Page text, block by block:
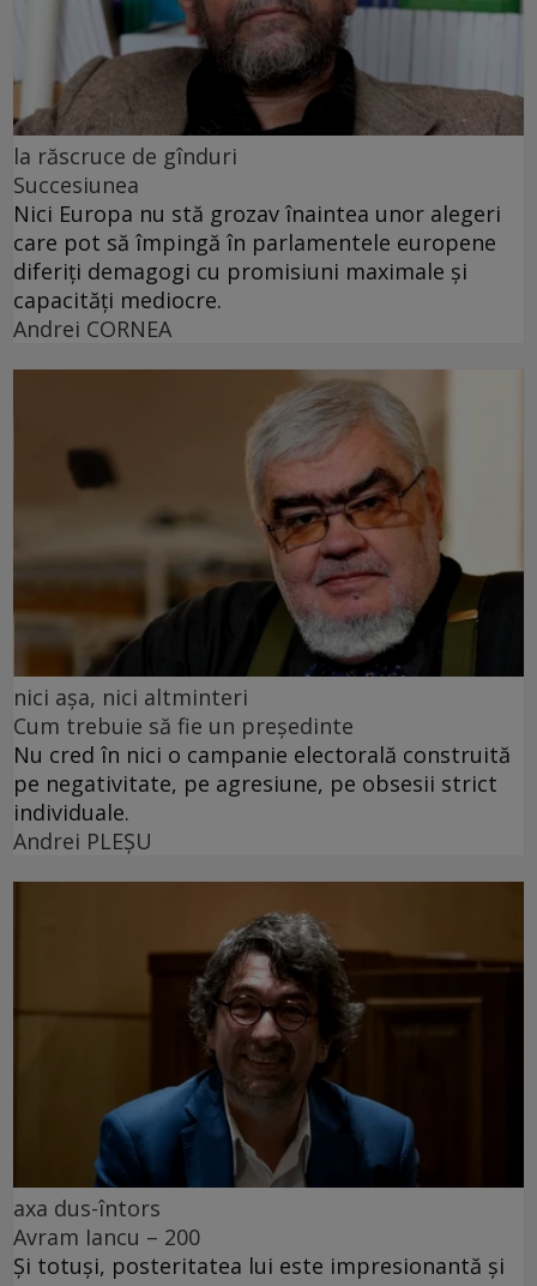
la răscruce de gînduri
Succesiunea
Nici Europa nu stă grozav înaintea unor alegeri
care pot să împingă în parlamentele europene
diferiți demagogi cu promisiuni maximale și
capacități mediocre.
Andrei CORNEA
nici așa, nici altminteri
Cum trebuie să fie un președinte
Nu cred în nici o campanie electorală construită
pe negativitate, pe agresiune, pe obsesii strict
individuale.
Andrei PLEŞU
axa dus-întors
Avram Iancu – 200
Și totuși, posteritatea lui este impresionantă și